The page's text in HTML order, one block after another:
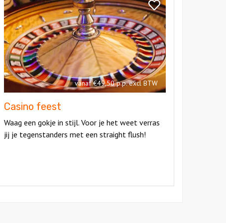
Bekijk
Casino
feest
vanaf €49,50 p.p. excl BTW
Casino feest
Waag een gokje in stijl. Voor je het weet verras
jij je tegenstanders met een straight flush!
Casino
feest